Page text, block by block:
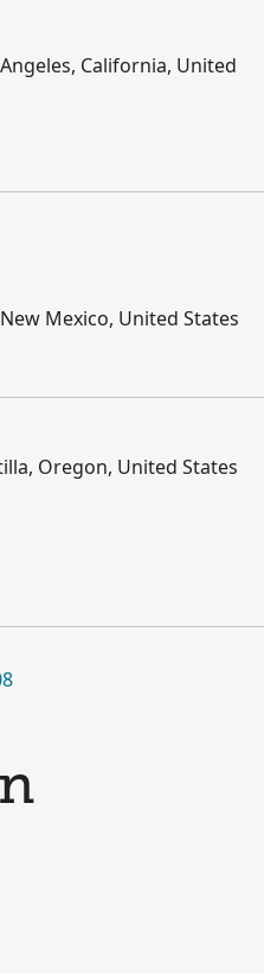
California, United
Mexico, United States
Oregon, United States